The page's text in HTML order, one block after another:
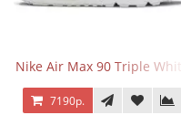
Nike Air Max 90 Triple White
7190р.